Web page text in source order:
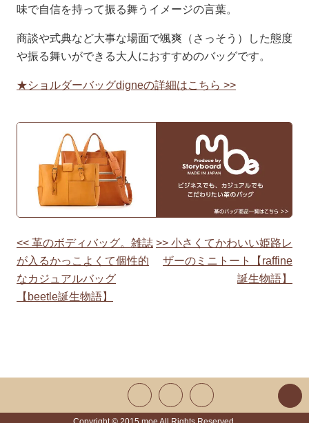
味で自信を持って振る舞うイメージの言葉。
商談や式典など大事な場面で颯爽（さっそう）した態度
や振る舞いができる大人におすすめのバッグです。
★ショルダーバッグdigneの詳細はこちら >>
投
稿
ナ
ー
シ
<< 革のボディバッグ。雑誌
が入るかっこよくて個性的
なカジュアルバッグ
【beetle誕生物語】
>> 小さくてかわいい姫路レ
ザーのミニトート【raffine
誕生物語】